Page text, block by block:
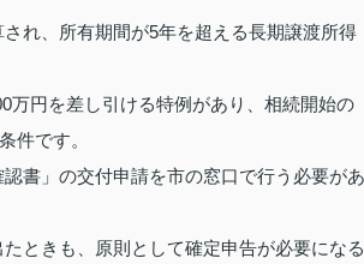
れ、所有期間が5年を超える長期譲渡所得
万円を差し引ける特例があり、相続開始の
件です。
書」の交付申請を市の窓口で行う必要があ
ときも、原則として確定申告が必要になる